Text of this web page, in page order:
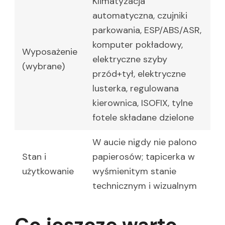
Wyposażenie
(wybrane)
automatyczna, czujniki
parkowania, ESP/ABS/ASR,
komputer pokładowy,
elektryczne szyby
przód+tył, elektryczne
lusterka, regulowana
kierownica, ISOFIX, tylne
fotele składane dzielone
Stan i
użytkowanie
W aucie nigdy nie palono
papierosów; tapicerka w
wyśmienitym stanie
technicznym i wizualnym